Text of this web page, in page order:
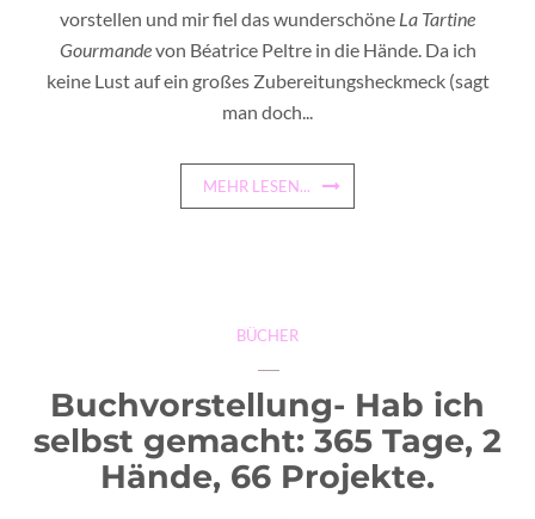
vorstellen und mir fiel das wunderschöne La Tartine
Gourmandevon Béatrice Peltre in die Hände. Da ich
keine Lust auf ein großes Zubereitungsheckmeck (sagt
man doch...
MEHR LESEN...
BÜCHER
Buchvorstellung- Hab ich
selbst gemacht: 365 Tage, 2
Hände, 66 Projekte.